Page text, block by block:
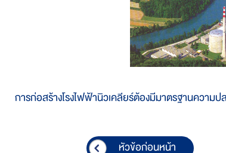
การก่อสร้างโรงไฟฟ้านิวเคลียร์ต้องมีมาตรฐานควา
หัวข้อก่อนหน้า